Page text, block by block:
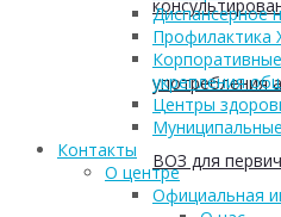
употребления
ВОЗ для
Диспансерное
укрепления
Центры
Контакты
О центре
Официальная